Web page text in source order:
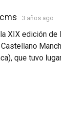
3 años ago
XIX edición
que tuvo